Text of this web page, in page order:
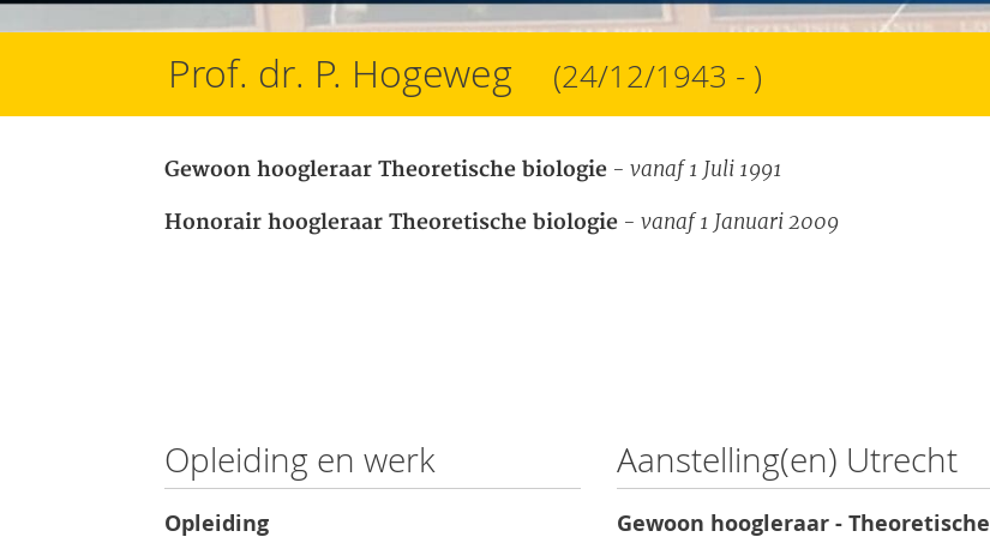
Prof. dr. P. Hogeweg (24/12/1943 - )
Gewoon hoogleraar Theoretische biologie - vanaf 1 Juli 1991
Honorair hoogleraar Theoretische biologie - vanaf 1 Januari 2009
Opleiding en werk
Opleiding
Aanstelling(en) Utrecht
Gewoon hoogleraar - Theoretische